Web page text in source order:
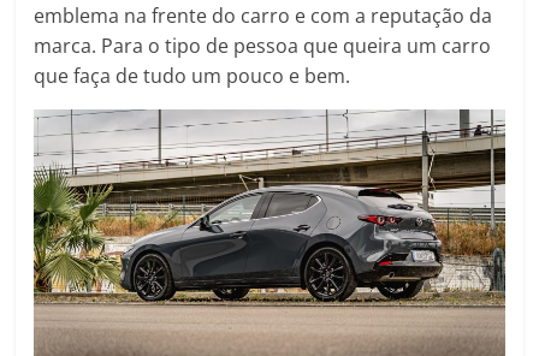
emblema na frente do carro e com a reputação da
marca. Para o tipo de pessoa que queira um carro
que faça de tudo um pouco e bem.